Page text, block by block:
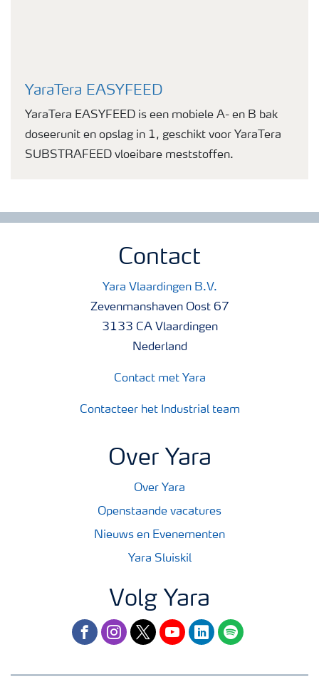
YaraTera EASYFEED
YaraTera EASYFEED is een mobiele A- en B bak
doseerunit en opslag in 1, geschikt voor YaraTera
SUBSTRAFEED vloeibare meststoffen.
Contact
Yara Vlaardingen B.V.
Zevenmanshaven Oost 67
3133 CA Vlaardingen
Nederland
Contact met Yara
Contacteer het Industrial team
Over Yara
Over Yara
Openstaande vacatures
Nieuws en Evenementen
Yara Sluiskil
Volg Yara
facebookinstagram
twitteryoutubelinkedinspotify